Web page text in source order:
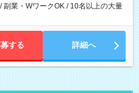
副業・WワークOK / 10名以上の大量
する 詳細へ